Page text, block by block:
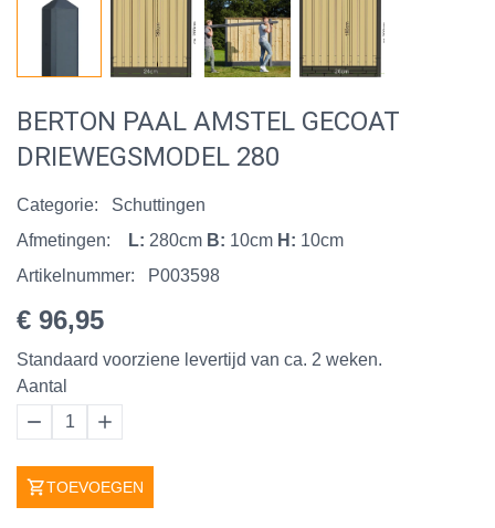
BERTON PAAL AMSTEL GECOAT
DRIEWEGSMODEL 280
Categorie:
Schuttingen
Afmetingen:
L: 280cm B: 10cm H: 10cm
Artikelnummer:
P003598
€ 96,95
Standaard voorziene levertijd van ca. 2 weken.
Aantal
1
TOEVOEGEN